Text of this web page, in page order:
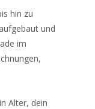
hin zu
und
im
Alter, dein